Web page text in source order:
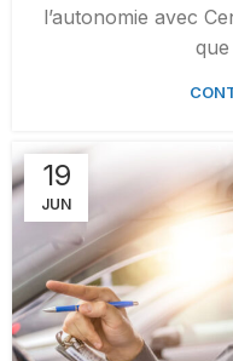
l’autonomie avec
19
JUN